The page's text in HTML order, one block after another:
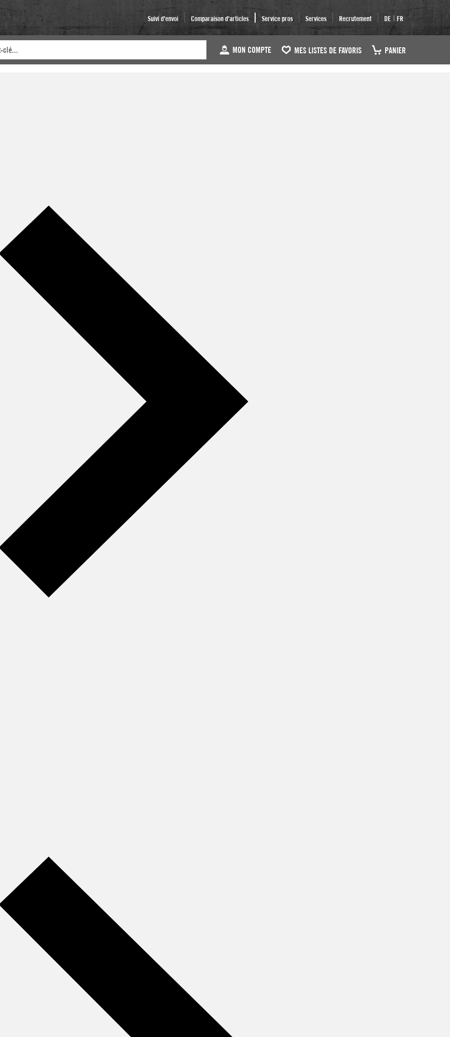
Suivi d'envoi Comparaison d'articles Service pros Services Recrutement DE | FR
MON COMPTE MES LISTES DE FAVORIS PANIER